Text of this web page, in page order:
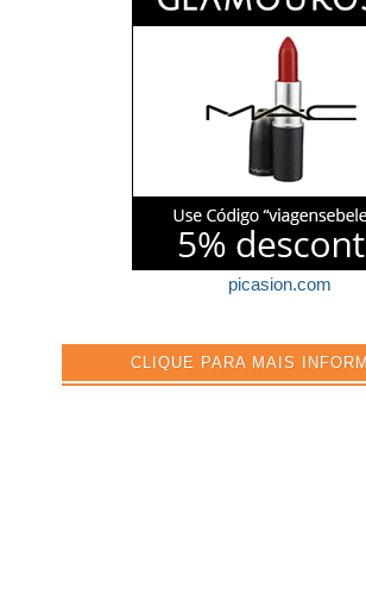
picasion.com
CLIQUE PARA MAIS